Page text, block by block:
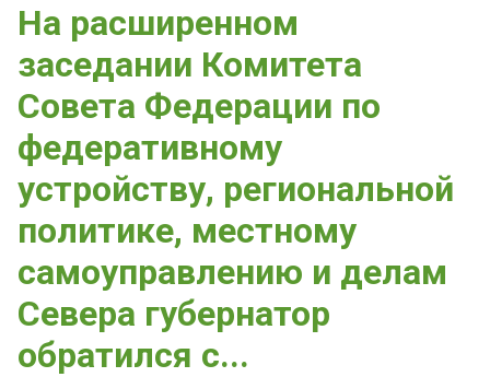
На расширенном
заседании Комитета
Совета Федерации по
федеративному
устройству, региональной
политике, местному
самоуправлению и делам
Севера губернатор
обратился с...